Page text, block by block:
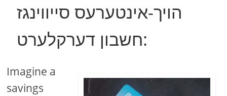
הויך-אינטערעס סייווינגז
חשבון דערקלערט:
Imagine a
savings